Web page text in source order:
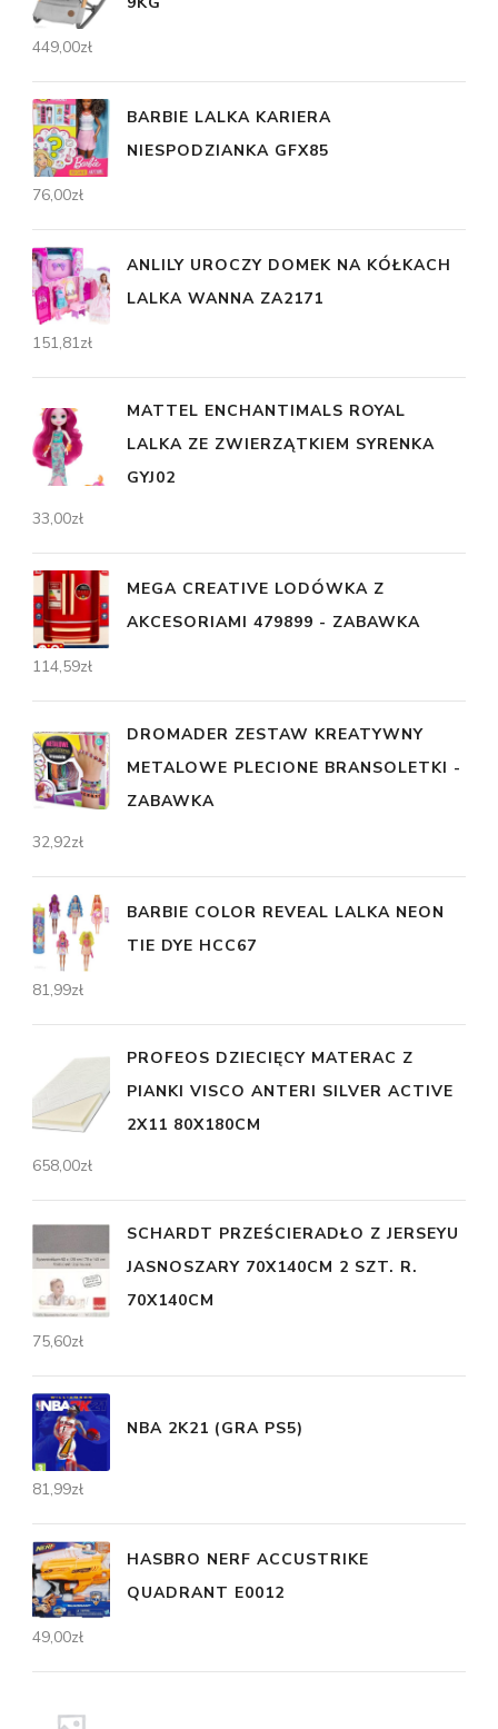
449,00zł
BARBIE LALKA KARIERA
NIESPODZIANKA GFX85
76,00zł
ANLILY UROCZY DOMEK NA KÓŁKACH
LALKA WANNA ZA2171
151,81zł
MATTEL ENCHANTIMALS ROYAL
LALKA ZE ZWIERZĄTKIEM SYRENKA
GYJ02
33,00zł
MEGA CREATIVE LODÓWKA Z
AKCESORIAMI 479899 - ZABAWKA
114,59zł
DROMADER ZESTAW KREATYWNY
METALOWE PLECIONE BRANSOLETKI -
ZABAWKA
32,92zł
BARBIE COLOR REVEAL LALKA NEON
TIE DYE HCC67
81,99zł
PROFEOS DZIECIĘCY MATERAC Z
PIANKI VISCO ANTERI SILVER ACTIVE
2X11 80X180CM
658,00zł
SCHARDT PRZEŚCIERADŁO Z JERSEYU
JASNOSZARY 70X140CM 2 SZT. R.
70X140CM
75,60zł
NBA 2K21 (GRA PS5)
81,99zł
HASBRO NERF ACCUSTRIKE
QUADRANT E0012
49,00zł